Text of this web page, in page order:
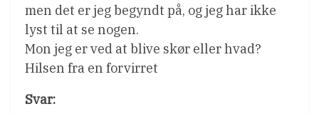
men det er jeg begyndt på, og jeg har ikke
lyst til at se nogen.
Mon jeg er ved at blive skør eller hvad?
Hilsen fra en forvirret
Svar: